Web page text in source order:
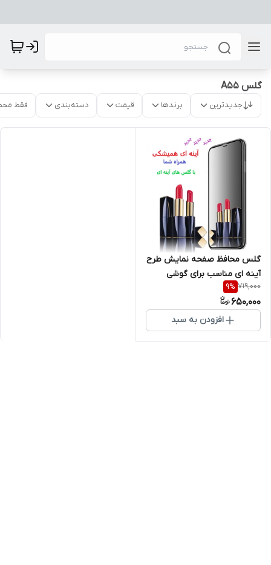
گلس A55
جدیدترین برندها قیمت دسته‌بندی فقط
گلس محافظ صفحه نمایش طرح
آینه ای مناسب برای گوشی
موبایل سامسونگ Galaxy A55
719,000
9%
650,000
افزودن به سبد